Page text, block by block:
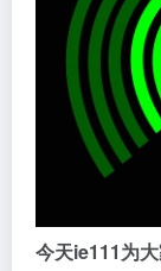
今天ie111为